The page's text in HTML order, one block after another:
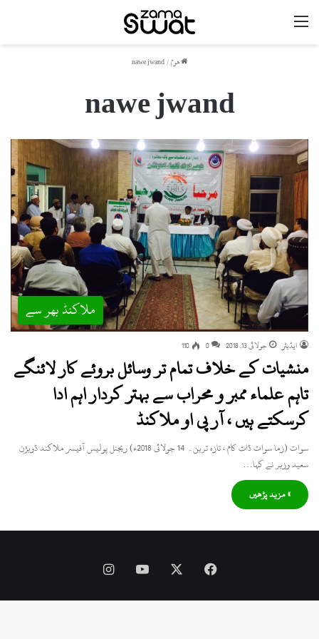
ھوم/
nawe jwand
nawe jwand
ملاکنڈ بھر سے
ایڈیٹر جولائی 13, 2018 0
110
منشیات کے خلاف تمام تر وسائل بروئے کار لائنگے
تاہم علماء ممبر و محراب سے بہتر کردار اہم ادا
کرسکتے ہیں ، آر پی او ملاکنڈ
سوات (زما سوات ڈاٹ کام ، تازہ ترین۔ 14 جولائی 2018ء) ریجنل پولیس آفیسر ملاکند ڈویژن
سعید وزیر نے کہا…
» مزید پڑھیں
Facebook
YouTube